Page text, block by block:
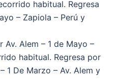
habitual. Regresa
– Zapiola – Perú y
Alem – 1 de Mayo –
habitual. Regresa por
1 De Marzo – Av. Alem y